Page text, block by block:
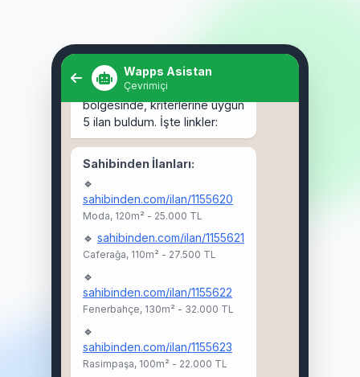
Wapps Asistan
Çevrimiçi
ev arıyorum. 🏠
Selam Ahmet! 👋 Kadıköy
bölgesinde, kriterlerine uygun
5 ilan buldum. İşte linkler:
Sahibinden İlanları:
🔹
sahibinden.com/ilan/1155620
Moda, 120m² - 25.000 TL
🔹 sahibinden.com/ilan/1155621
Caferağa, 110m² - 27.500 TL
🔹
sahibinden.com/ilan/1155622
Fenerbahçe, 130m² - 32.000 TL
🔹
sahibinden.com/ilan/1155623
Rasimpaşa, 100m² - 22.000 TL